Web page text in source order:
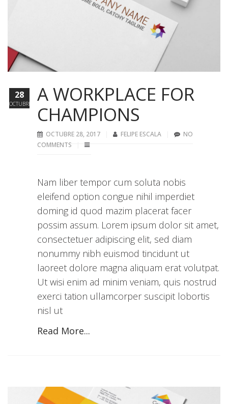
A WORKPLACE FOR
CHAMPIONS
OCTUBRE 28, 2017 FELIPE ESCALA
NO
COMMENTS
Nam liber tempor cum soluta nobis
eleifend option congue nihil imperdiet
doming id quod mazim placerat facer
possim assum. Lorem ipsum dolor sit amet,
consectetuer adipiscing elit, sed diam
nonummy nibh euismod tincidunt ut
laoreet dolore magna aliquam erat volutpat.
Ut wisi enim ad minim veniam, quis nostrud
exerci tation ullamcorper suscipit lobortis
nisl ut
Read More...
28
OCTUBRE